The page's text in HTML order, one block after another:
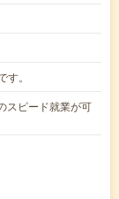
。
スピード就業が可